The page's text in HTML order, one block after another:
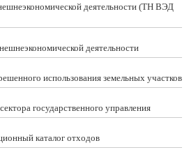
деятельности (ТН ВЭД
деятельности
использования земельных участков
государственного управления
каталог отходов